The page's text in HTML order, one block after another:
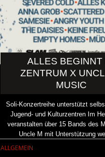
ALLES BEGINNT
ZENTRUM X
MUSIC
Soli-Konzertreihe unterstützt
Jugend- und Kulturzentren Im
veranstalten über 15 Bands des
Uncle M mit Unterstützung
ALLGEMEIN